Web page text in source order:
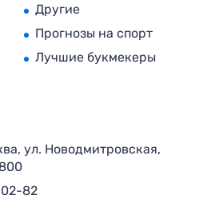
Другие
Прогнозы на спорт
Лучшие букмекеры
ул. Новодмитровская,
02-82